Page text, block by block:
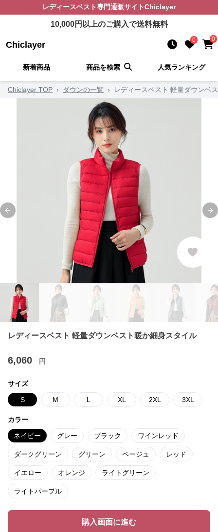
レディースベスト専門通販サイトChiclayer
10,000円以上のご購入で送料無料
Chiclayer 0 0
新着商品 商品を検索 人気ランキング
Chiclayer TOP › ダウンの一覧 › レディースベスト 軽量ダウンベ
Previous slide
レディースベスト 軽量ダウンベスト暖か細身スタイル
6,060 円
サイズ
S M L XL 2XL 3XL
カラー
ネイビー グレー ブラック ワインレッド
ダークグリーン グリーン ベージュ レッド
イエロー オレンジ ライトグリーン
ライトパープル
購入画面に進む